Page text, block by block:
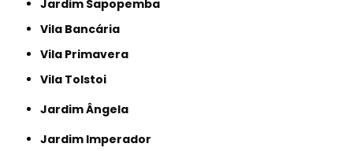
Jardim Sapopemba
Vila Bancária
Vila Primavera
Vila Tolstoi
Jardim Ângela
Jardim Imperador